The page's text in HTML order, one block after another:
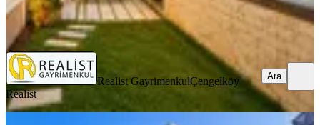
Realist GayrimenkulÇengelköy Realist
Ara
Realist GayrimenkulÇengelköy
Realist
Ara